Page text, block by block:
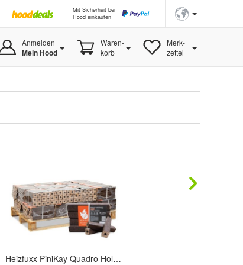
Mit Sicherheit bei
Hood einkaufen
Anmelden
Mein Hood
Waren-
korb
Merk-
zettel
Heizfuxx PiniKay Quadro Holzbriketts Hartholz 10kg x 30 Gebinde 300kg 30er Palette